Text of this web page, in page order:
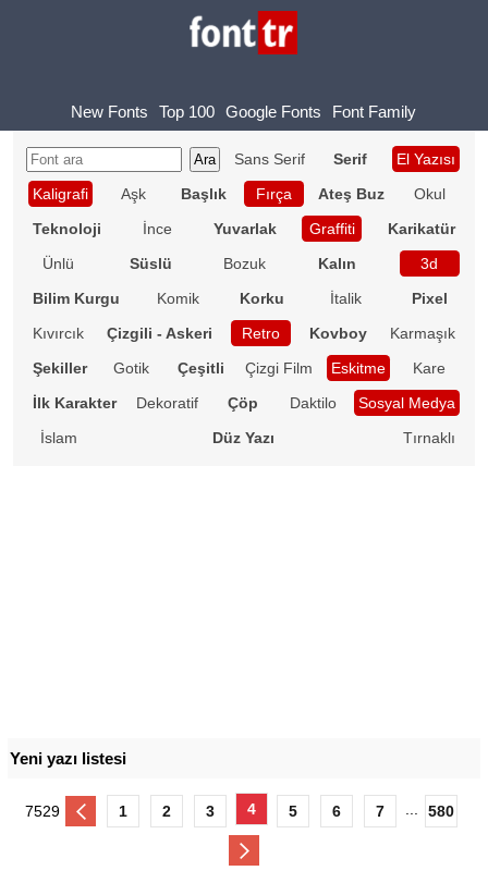
New Fonts Top 100 Google Fonts Font Family
Sans Serif Serif
El Yazısı
Kaligrafi
Aşk Başlık Fırça Ateş Buz
Okul
Teknoloji
İnce Yuvarlak Graffiti
Karikatür
Ünlü
Süslü Bozuk Kalın
3d
Bilim Kurgu
Komik Korku İtalik
Pixel
Kıvırcık
Çizgili - Askeri Retro Kovboy
Karmaşık
Şekiller
Gotik Çeşitli Çizgi Film Eskitme
Kare
İlk Karakter
Dekoratif Çöp Daktilo
Sosyal Medya
İslam
Düz Yazı Tırnaklı
Yeni yazı listesi
7529 1 2 3 4 5 6 7 580